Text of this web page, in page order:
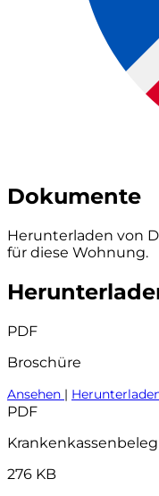
Dokumente
Herunterladen von
für diese Wohnung.
PDF
Broschüre
Ansehen |
PDF
Krankenkassenbeleg
276 KB